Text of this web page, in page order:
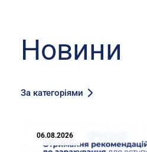
Новини
За категоріями
06.08.2026